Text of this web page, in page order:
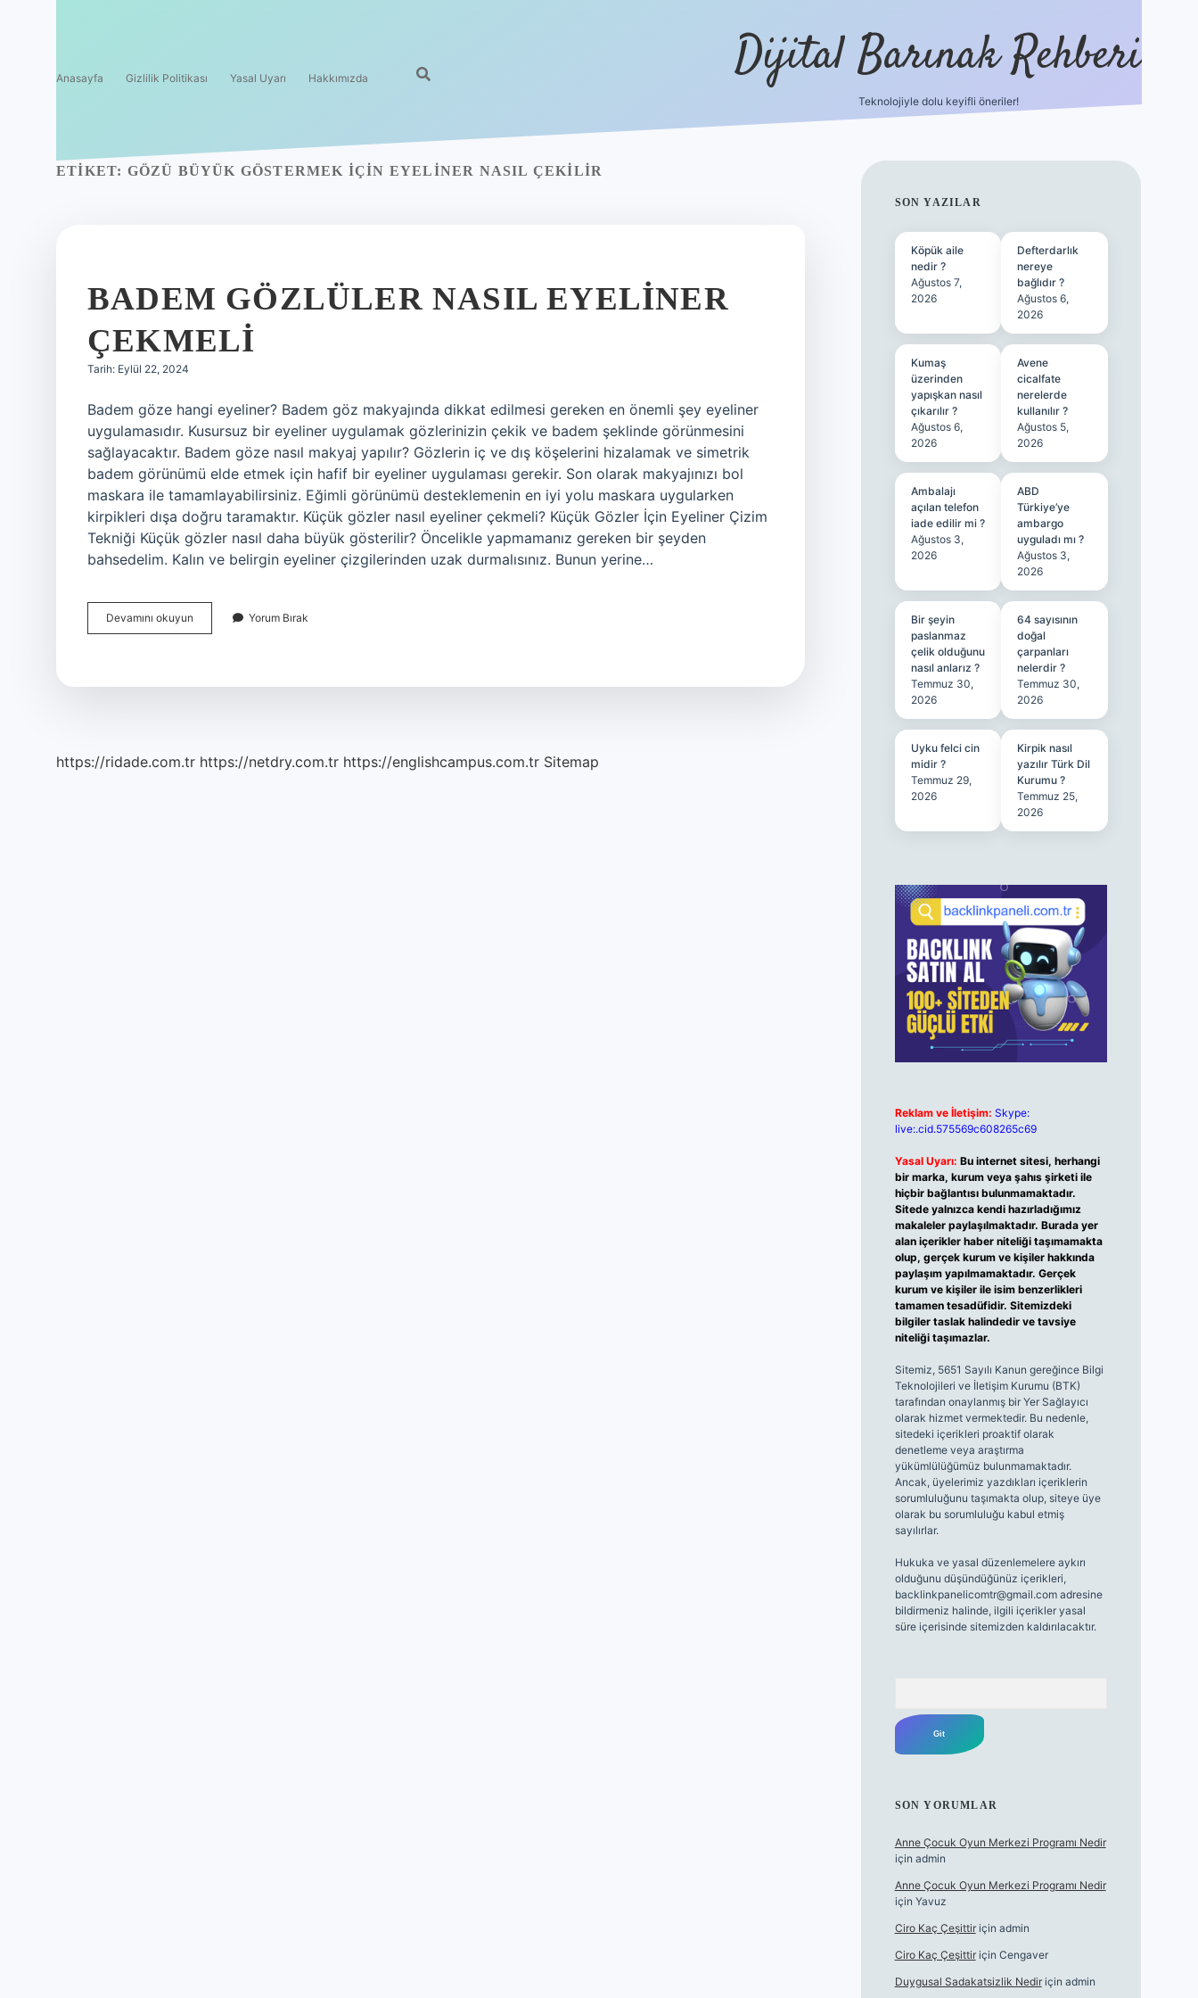
Anasayfa Gizlilik Politikası Yasal Uyarı Hakkımızda Dijital Barınak Rehberi
Teknolojiyle dolu keyifli öneriler!
ETIKET: GÖZÜ BÜYÜK GÖSTERMEK IÇIN EYELINER NASIL ÇEKILIR
BADEM GÖZLÜLER NASIL EYELINER
ÇEKMELI
Tarih: Eylül 22, 2024
Badem göze hangi eyeliner? Badem göz makyajında ​​dikkat edilmesi gereken en önemli şey eyeliner
uygulamasıdır. Kusursuz bir eyeliner uygulamak gözlerinizin çekik ve badem şeklinde görünmesini
sağlayacaktır. Badem göze nasıl makyaj yapılır? Gözlerin iç ve dış köşelerini hizalamak ve simetrik
badem görünümü elde etmek için hafif bir eyeliner uygulaması gerekir. Son olarak makyajınızı bol
maskara ile tamamlayabilirsiniz. Eğimli görünümü desteklemenin en iyi yolu maskara uygularken
kirpikleri dışa doğru taramaktır. Küçük gözler nasıl eyeliner çekmeli? Küçük Gözler İçin Eyeliner Çizim
Tekniği Küçük gözler nasıl daha büyük gösterilir? Öncelikle yapmamanız gereken bir şeyden
bahsedelim. Kalın ve belirgin eyeliner çizgilerinden uzak durmalısınız. Bunun yerine…
Devamını okuyun
Gözlüler
Yorum Bırak
https://ridade.com.tr https://netdry.com.tr https://englishcampus.com.tr Sitemap
SIDEBAR
SON YAZILAR
Köpük aile
nedir ?
Ağustos 7,
2026
Defterdarlık
nereye
bağlıdır ?
Ağustos 6,
2026
Kumaş
üzerinden
yapışkan nasıl
çıkarılır ?
Ağustos 6,
2026
Avene
cicalfate
nerelerde
kullanılır ?
Ağustos 5,
2026
Ambalajı
açılan telefon
iade edilir mi ?
Ağustos 3,
2026
ABD
Türkiye’ye
ambargo
uyguladı mı ?
Ağustos 3,
2026
Bir şeyin
paslanmaz
çelik olduğunu
nasıl anlarız ?
Temmuz 30,
2026
64 sayısının
doğal
çarpanları
nelerdir ?
Temmuz 30,
2026
Uyku felci cin
midir ?
Temmuz 29,
2026
Kirpik nasıl
yazılır Türk Dil
Kurumu ?
Temmuz 25,
2026
Reklam ve İletişim: Skype:
live:.cid.575569c608265c69
Yasal Uyarı: Bu internet sitesi, herhangi
bir marka, kurum veya şahıs şirketi ile
hiçbir bağlantısı bulunmamaktadır.
Sitede yalnızca kendi hazırladığımız
makaleler paylaşılmaktadır. Burada yer
alan içerikler haber niteliği taşımamakta
olup, gerçek kurum ve kişiler hakkında
paylaşım yapılmamaktadır. Gerçek
kurum ve kişiler ile isim benzerlikleri
tamamen tesadüfidir. Sitemizdeki
bilgiler taslak halindedir ve tavsiye
niteliği taşımazlar.
Sitemiz, 5651 Sayılı Kanun gereğince Bilgi
Teknolojileri ve İletişim Kurumu (BTK)
tarafından onaylanmış bir Yer Sağlayıcı
olarak hizmet vermektedir. Bu nedenle,
sitedeki içerikleri proaktif olarak
denetleme veya araştırma
yükümlülüğümüz bulunmamaktadır.
Ancak, üyelerimiz yazdıkları içeriklerin
sorumluluğunu taşımakta olup, siteye üye
olarak bu sorumluluğu kabul etmiş
sayılırlar.
Hukuka ve yasal düzenlemelere aykırı
olduğunu düşündüğünüz içerikleri,
backlinkpanelicomtr@gmail.comadresine
bildirmeniz halinde, ilgili içerikler yasal
süre içerisinde sitemizden kaldırılacaktır.
SON YORUMLAR
Anne Çocuk Oyun Merkezi Programı Nedir
için admin
Anne Çocuk Oyun Merkezi Programı Nedir
için Yavuz
Ciro Kaç Çeşittiriçin admin
Ciro Kaç Çeşittiriçin Cengaver
Duygusal Sadakatsizlik Nediriçin admin
hiltonbet güncel